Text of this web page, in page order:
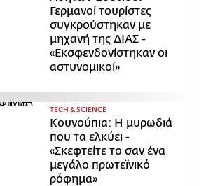
Γερμανοί τουρίστες
συγκρούστηκαν με
μηχανή της ΔΙΑΣ -
«Εκσφενδονίστηκαν οι
αστυνομικοί»
ΤECH & SCIENCE
Κουνούπια: Η μυρωδιά
που τα ελκύει -
«Σκεφτείτε το σαν ένα
μεγάλο πρωτεϊνικό
ρόφημα»